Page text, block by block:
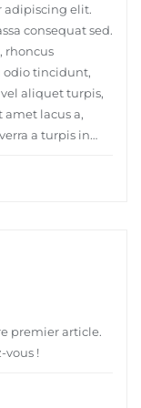
adipiscing elit.
consequat sed.
rhoncus
odio tincidunt,
aliquet turpis,
amet lacus a,
a turpis in…
premier article.
vous !